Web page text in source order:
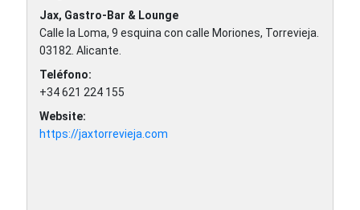
Jax, Gastro-Bar & Lounge
Calle la Loma, 9 esquina con calle Moriones, Torrevieja
03182 Alicante
Teléfono:
+34 621 224 155
Website:
https://jaxtorrevieja.com